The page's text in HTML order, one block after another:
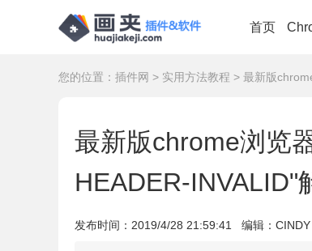
首页
您的位置： 插件网 > 实用方法教程 > 最新版
最新版chrome浏览
HEADER-INVALID"
发布时间： 2019/4/28 21:59:41 编辑：CINDY